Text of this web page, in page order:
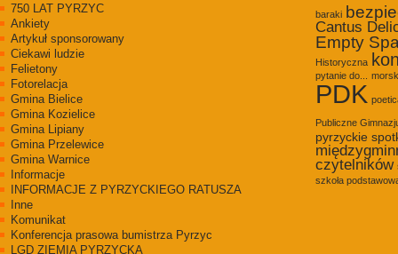
750 LAT PYRZYC
Ankiety
Artykuł sponsorowany
Ciekawi ludzie
Felietony
Fotorelacja
Gmina Bielice
Gmina Kozielice
Gmina Lipiany
Gmina Przelewice
Gmina Warnice
Informacje
INFORMACJE Z PYRZYCKIEGO RATUSZA
Inne
Komunikat
Konferencja prasowa bumistrza Pyrzyc
LGD ZIEMIA PYRZYCKA
baraki
Cantus
Empty
Historyczna
pytanie do...
PDK
Publiczne
pyrzyckie
czytelników
szkoła